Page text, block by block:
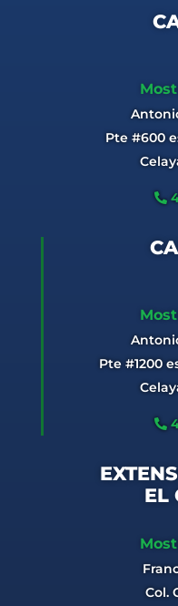
Pte #600
Pte #1200
EL
Col.